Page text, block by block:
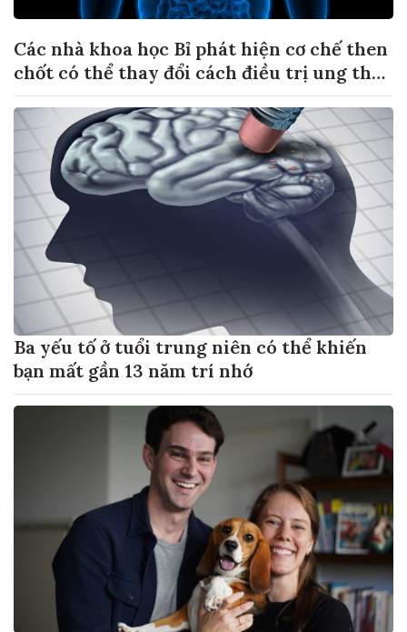
Các nhà khoa học Bỉ phát hiện cơ chế then
chốt có thể thay đổi cách điều trị ung thư
Ba yếu tố ở tuổi trung niên có thể khiến
bạn mất gần 13 năm trí nhớ